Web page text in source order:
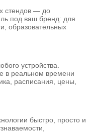
стендов — до
под ваш бренд: для
образовательных
устройства.
в реальном времени
расписания, цены,
быстро, просто и